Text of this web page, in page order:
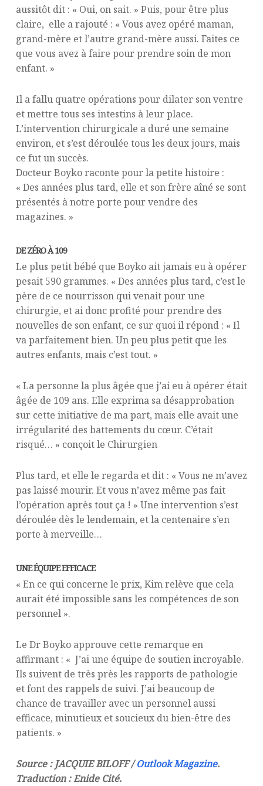
aussitôt dit : « Oui, on sait. » Puis, pour être plus
claire, elle a rajouté : « Vous avez opéré maman,
grand-mère et l’autre grand-mère aussi. Faites ce
que vous avez à faire pour prendre soin de mon
enfant. »
Il a fallu quatre opérations pour dilater son ventre
et mettre tous ses intestins à leur place.
L’intervention chirurgicale a duré une semaine
environ, et s’est déroulée tous les deux jours, mais
ce fut un succès.
Docteur Boyko raconte pour la petite histoire :
« Des années plus tard, elle et son frère aîné se sont
présentés à notre porte pour vendre des
magazines. »
DE ZÉRO À 109
Le plus petit bébé que Boyko ait jamais eu à opérer
pesait 590 grammes. « Des années plus tard, c’est le
père de ce nourrisson qui venait pour une
chirurgie, et ai donc profité pour prendre des
nouvelles de son enfant, ce sur quoi il répond : « Il
va parfaitement bien. Un peu plus petit que les
autres enfants, mais c’est tout. »
« La personne la plus âgée que j’ai eu à opérer était
âgée de 109 ans. Elle exprima sa désapprobation
sur cette initiative de ma part, mais elle avait une
irrégularité des battements du cœur. C’était
risqué… » conçoit le Chirurgien
Plus tard, et elle le regarda et dit : « Vous ne m’avez
pas laissé mourir. Et vous n’avez même pas fait
l’opération après tout ça ! » Une intervention s’est
déroulée dès le lendemain, et la centenaire s’en
porte à merveille…
UNE ÉQUIPE EFFICACE
« En ce qui concerne le prix, Kim relève que cela
aurait été impossible sans les compétences de son
personnel ».
Le Dr Boyko approuve cette remarque en
affirmant : « J’ai une équipe de soutien incroyable.
Ils suivent de très près les rapports de pathologie
et font des rappels de suivi. J’ai beaucoup de
chance de travailler avec un personnel aussi
efficace, minutieux et soucieux du bien-être des
patients. »
Source : JACQUIE BILOFF /Outlook Magazine.
Traduction : Enide Cité.